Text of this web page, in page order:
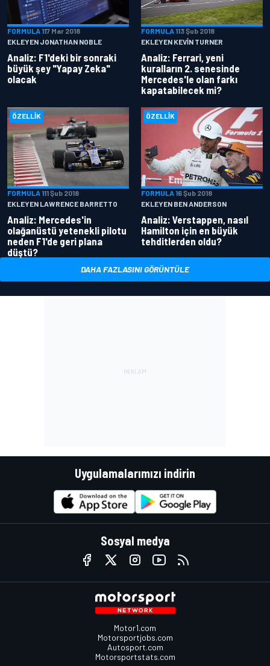
FORMULA 117 Mar 2018
EKLEYEN JONATHAN NOBLE
Analiz: F1'deki bir sonraki
büyük şey "Yapay Zeka"
olacak
FORMULA 113 Şub 2018
EKLEYEN KEVIN TURNER
Analiz: Ferrari, yeni
kuralların 2. senesinde
Mercedes'le olan farkı
kapatabilecek mi?
ÖZELLIK
FORMULA 111 Şub 2018
EKLEYEN LAWRENCE BARRETTO
Analiz: Mercedes'in
olağanüstü yetenekli pilotu
neden F1'de geri plana
düştü?
ÖZELLIK
FORMULA 16 Şub 2018
EKLEYEN BEN ANDERSON
Analiz: Verstappen, nasıl
Hamilton için en büyük
tehditlerden oldu?
DAHA FAZLASINI GÖRÜNTÜLE
Uygulamalarımızı indirin
Sosyal medya
Motor1.com
Motorsportjobs.com
Autosport.com
Motorsportstats.com